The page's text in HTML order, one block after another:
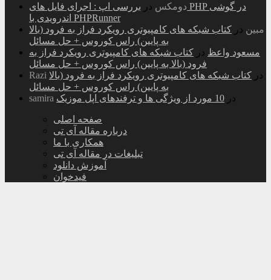
دومکس در بررسی اپ : اجرای فایل های PHP در گوشی
اندرویدی با PHPRunner
مبین در کتاب شبکه های کامپیوتری رویکرد فراز به فرود (بالا
به پایین) راس کوروس + حل مسائل
مسعود واعظ در کتاب شبکه های کامپیوتری رویکرد فراز به
فرود (بالا به پایین) راس کوروس + حل مسائل
Razi
در کتاب شبکه های کامپیوتری رویکرد فراز به فرود (بالا
به پایین) راس کوروس + حل مسائل
samira
در 10 مورد از ویژگی ها و ترفندهای اپل موزیک
صفحه اصلی
درباره مقاله آی تی
همکاری با ما
تبلیغات در مقاله آی تی
آموزش دانلود
فیدخوان